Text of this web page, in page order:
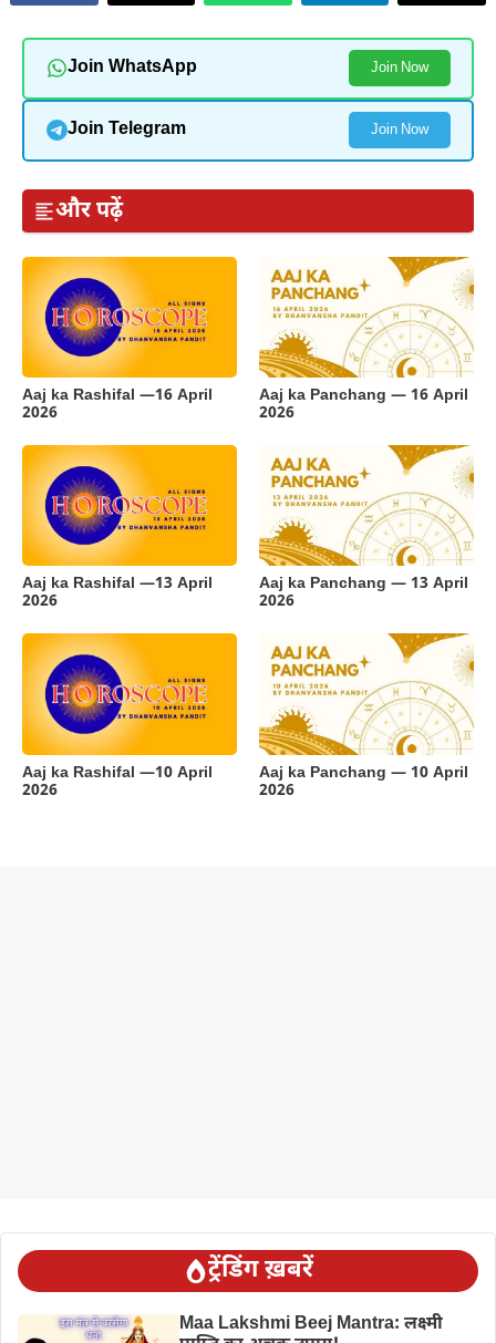
Join WhatsApp Join Now
Join Telegram Join Now
और पढ़ें
Aaj ka Rashifal —16 April
2026
Aaj ka Panchang — 16 April
2026
Aaj ka Rashifal —13 April
2026
Aaj ka Panchang — 13 April
2026
Aaj ka Rashifal —10 April
2026
Aaj ka Panchang — 10 April
2026
ट्रेंडिंग ख़बरें
Maa Lakshmi Beej Mantra: लक्ष्मी